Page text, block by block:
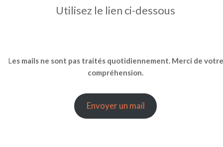
Utilisez le lien ci-dessous
Les mails ne sont pas traités quotidiennement. Merci de votre
compréhension.
Envoyer un mail